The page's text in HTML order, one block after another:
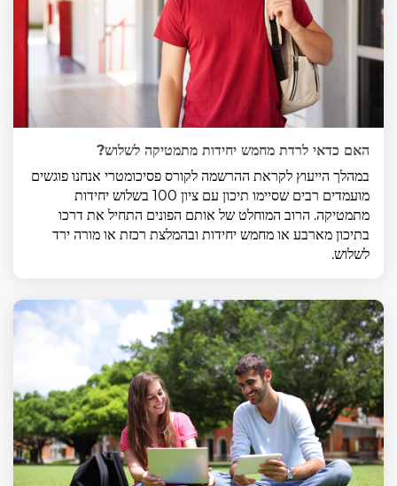
האם כדאי לרדת מחמש יחידות מתמטיקה לשלוש?
במהלך הייעוץ לקראת ההרשמה לקורס פסיכומטרי אנחנו פוגשים
מועמדים רבים שסיימו תיכון עם ציון 100 בשלוש יחידות
מתמטיקה. הרוב המוחלט של אותם הפונים התחיל את דרכו
בתיכון מארבע או מחמש יחידות ובהמלצת רכזת או מורה ירד
לשלוש.